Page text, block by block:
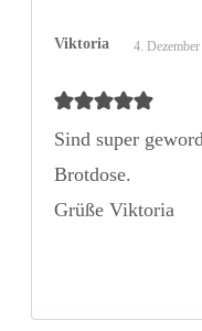
Viktoria 4.
Sind super
Brotdose.
Grüße Viktoria